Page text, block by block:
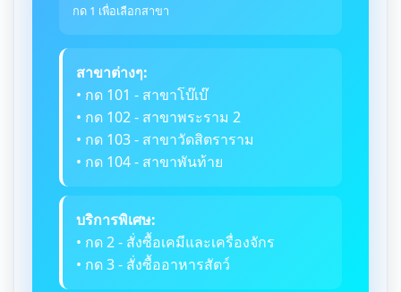
กด 1 เพื่อเลือกสาขา
สาขาต่างๆ:
• กด 101 - สาขาโบ๊เบ๊
• กด 102 - สาขาพระราม 2
• กด 103 - สาขาวัดสิตราราม
• กด 104 - สาขาพันท้าย
บริการพิเศษ:
• กด 2 - สั่งซื้อเคมีและเครื่องจักร
• กด 3 - สั่งซื้ออาหารสัตว์